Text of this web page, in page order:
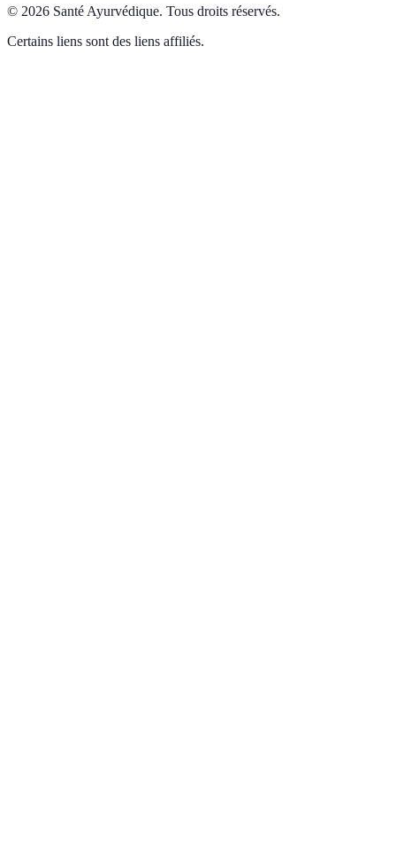
© 2026 Santé Ayurvédique. Tous droits réservés.
Certains liens sont des liens affiliés.